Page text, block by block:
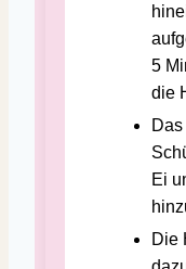
5
die
Ei
Die